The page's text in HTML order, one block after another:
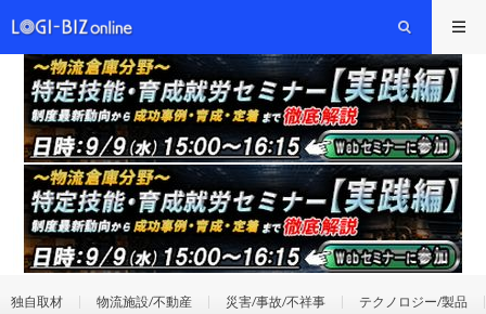
独自取材 物流施設/不動産 災害/事故/不祥事 テクノロジー/製品